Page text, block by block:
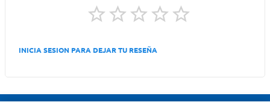
INICIA SESION PARA DEJAR TU RESEÑA